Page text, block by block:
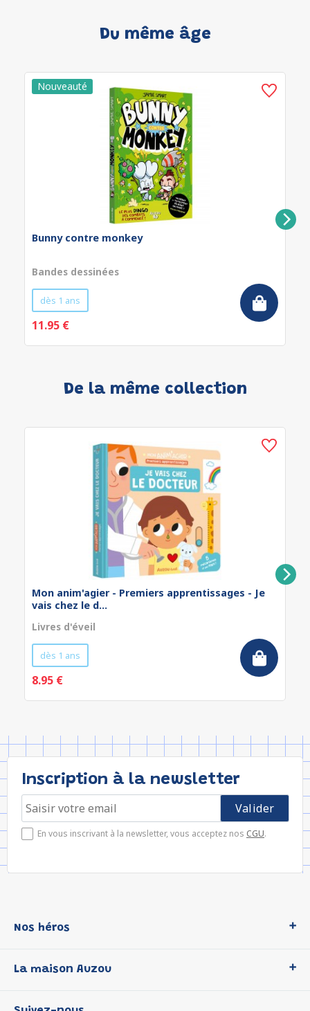
Du même âge
Bunny contre monkey
Bandes dessinées
dès 1 ans
11.95 €
De la même collection
Mon anim'agier - Premiers apprentissages - Je
vais chez le d...
Livres d'éveil
dès 1 ans
8.95 €
Inscription à la newsletter
En vous inscrivant à la newsletter, vous acceptez nos CGU.
Nos héros
P'tit Loup
La maison Auzou